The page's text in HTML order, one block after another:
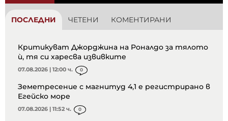
ПОСЛЕДНИ ЧЕТЕНИ КОМЕНТИРАНИ
Критикуват Джорджина на Роналдо за тялото
ѝ, тя си харесва извивките
07.08.2026 | 12:00 ч. 0
Земетресение с магнитуд 4,1 е регистрирано в
Егейско море
07.08.2026 | 11:52 ч. 0